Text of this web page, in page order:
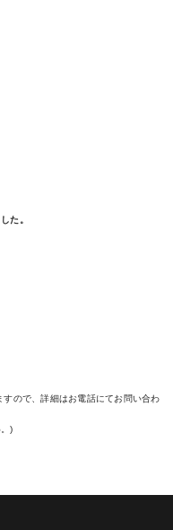
た。
ので、詳細はお電話にてお問い合わ
)